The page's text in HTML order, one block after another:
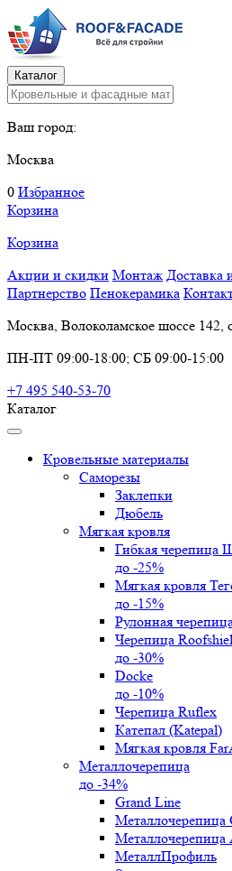
Каталог
Ваш город:
Москва
0 Избранное
Корзина
Корзина
Акции и скидки Монтаж Доставка
Партнерство Пенокерамика
Москва, Волоколамское шоссе 142,
ПН-ПТ 09:00-18:00; СБ 09:00-15:00
+7 495 540-53-70
Каталог
Кровельные материалы
Саморезы
Заклепки
Дюбель
Мягкая кровля
Гибкая черепица
до -25%
Мягкая кровля
до -15%
Рулонная
Черепица
до -30%
Docke
до -10%
Черепица Ruflex
Катепал (Katepal)
Мягкая кровля
Металлочерепица
до -34%
Grand Line
Металлочерепица
Металлочерепица
МеталлПрофиль